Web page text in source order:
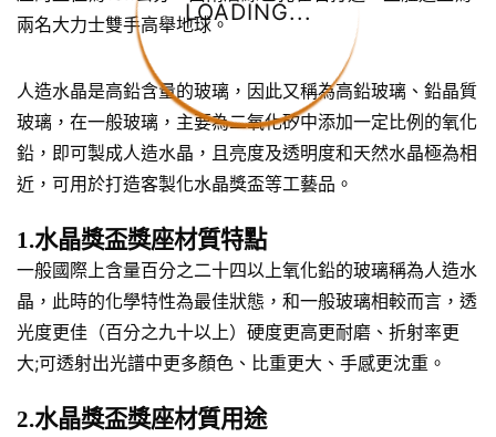
LOADING...
兩名大力士雙手高舉地球。
人造水晶是高鉛含量的玻璃，因此又稱為高鉛玻璃、鉛晶質
玻璃，在一般玻璃，主要為二氧化矽中添加一定比例的氧化
鉛，即可製成人造水晶，且亮度及透明度和天然水晶極為相
近，可用於打造客製化水晶獎盃等工藝品。
1.水晶獎盃獎座材質特點
一般國際上含量百分之二十四以上氧化鉛的玻璃稱為人造水
晶，此時的化學特性為最佳狀態，和一般玻璃相較而言，透
光度更佳（百分之九十以上）硬度更高更耐磨、折射率更
大;可透射出光譜中更多顏色、比重更大、手感更沈重。
2.水晶獎盃獎座材質用途